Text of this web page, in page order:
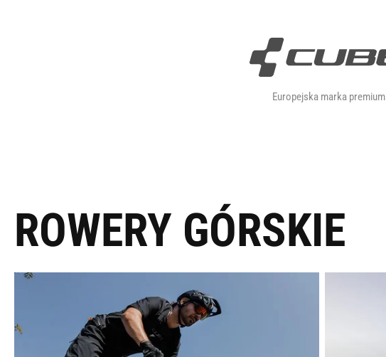
Europejska marka premium
ROWERY GÓRSKIE